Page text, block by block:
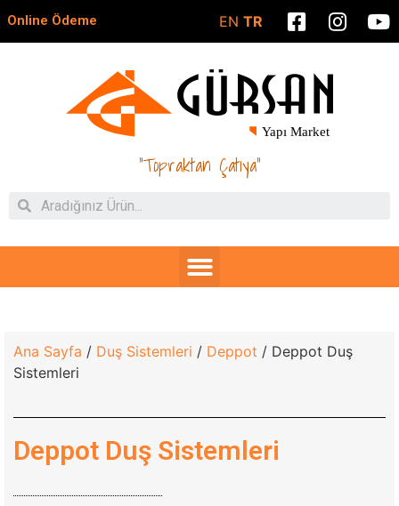
Online Ödeme EN TR
"Topraktan Çatıya"
Ana Sayfa / Duş Sistemleri / Deppot / Deppot Duş
Sistemleri
Deppot Duş Sistemleri